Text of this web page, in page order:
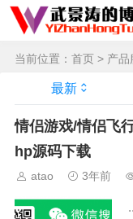
当前位置： 首页 > 产品
最新
情侣游戏/情侣飞
hp源码下载
atao 3年前